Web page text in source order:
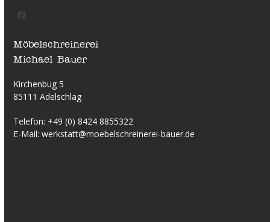
Möbelschreinerei
Michael Bauer
Kirchenbug 5
85111 Adelschlag
Telefon: +49 (0) 8424 8855322
E-Mail:werkstatt@moebelschreinerei-bauer.de